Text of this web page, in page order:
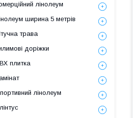
лінолеум
ширина 5 метрів
трава
доріжки
плитка
лінолеум